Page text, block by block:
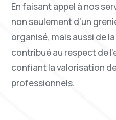
En faisant appel à nos
non seulement d’un
organisé, mais aussi de
contribué au respect de
confiant la valorisation
professionnels.